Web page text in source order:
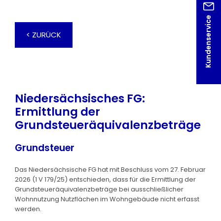
Kundenservice
< ZURÜCK
Niedersächsisches FG:
Ermittlung der
Grundsteueräquivalenzbeträge
Grundsteuer
Das Niedersächsische FG hat mit Beschluss vom 27. Februar
2026 (1 V 179/25) entschieden, dass für die Ermittlung der
Grundsteueräquivalenzbeträge bei ausschließlicher
Wohnnutzung Nutzflächen im Wohngebäude nicht erfasst
werden.